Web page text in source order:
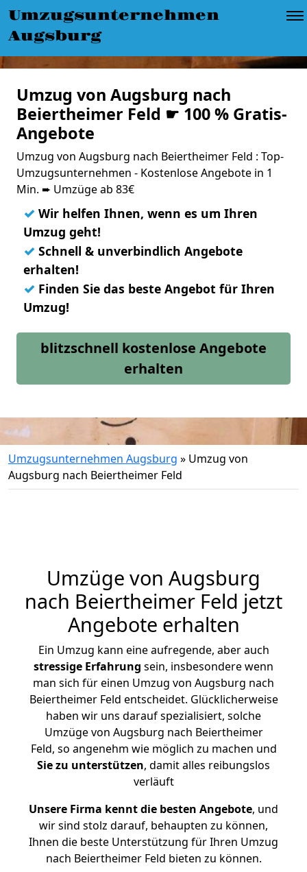
Umzugsunternehmen
Augsburg
Umzug von Augsburg nach
Beiertheimer Feld ☛ 100 % Gratis-
Angebote
Umzug von Augsburg nach Beiertheimer Feld : Top-
Umzugsunternehmen - Kostenlose Angebote in 1
Min. ➨ Umzüge ab 83€
✓ Wir helfen Ihnen, wenn es um Ihren
Umzug geht!
✓ Schnell & unverbindlich Angebote
erhalten!
✓ Finden Sie das beste Angebot für Ihren
Umzug!
blitzschnell kostenlose Angebote
erhalten
Umzugsunternehmen Augsburg » Umzug von
Augsburg nach Beiertheimer Feld
Umzüge von Augsburg
nach Beiertheimer Feld jetzt
Angebote erhalten
Ein Umzug kann eine aufregende, aber auch
stressige Erfahrung sein, insbesondere wenn
man sich für einen Umzug von Augsburg nach
Beiertheimer Feld entscheidet. Glücklicherweise
haben wir uns darauf spezialisiert, solche
Umzüge von Augsburg nach Beiertheimer
Feld, so angenehm wie möglich zu machen und
Sie zu unterstützen, damit alles reibungslos
verläuft
Unsere Firma kennt die besten Angebote, und
wir sind stolz darauf, behaupten zu können,
Ihnen die beste Unterstützung für Ihren Umzug
nach Beiertheimer Feld bieten zu können.